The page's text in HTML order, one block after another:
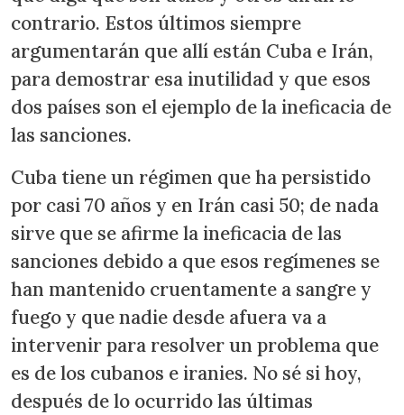
contrario. Estos últimos siempre
argumentarán que allí están Cuba e Irán,
para demostrar esa inutilidad y que esos
dos países son el ejemplo de la ineficacia de
las sanciones.
Cuba tiene un régimen que ha persistido
por casi 70 años y en Irán casi 50; de nada
sirve que se afirme la ineficacia de las
sanciones debido a que esos regímenes se
han mantenido cruentamente a sangre y
fuego y que nadie desde afuera va a
intervenir para resolver un problema que
es de los cubanos e iranies. No sé si hoy,
después de lo ocurrido las últimas